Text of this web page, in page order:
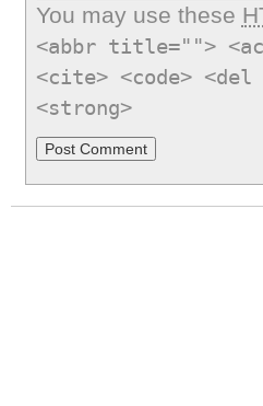
You may use these
<abbr title="">
<cite> <code>
<strong>